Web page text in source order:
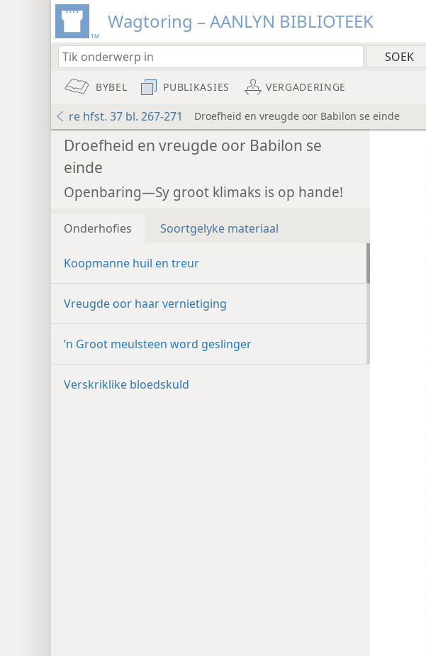
Wagtoring – AANLYN BIBLIOTEEK
BYBEL PUBLIKASIES VERGADERINGE
re hfst. 37 bl. 267-271 Droefheid en vreugde oor Babilon se einde
Droefheid en vreugde oor Babilon se
einde
Openbaring—Sy groot klimaks is op hande!
Onderhofies Soortgelyke materiaal
Koopmanne huil en treur
Vreugde oor haar vernietiging
’n Groot meulsteen word geslinger
Verskriklike bloedskuld